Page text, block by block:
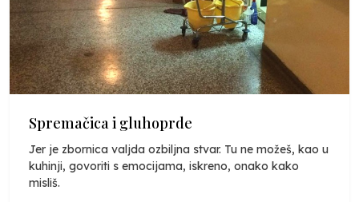
Spremačica i gluhoprde
Jer je zbornica valjda ozbiljna stvar. Tu ne možeš, kao u
kuhinji, govoriti s emocijama, iskreno, onako kako
misliš.